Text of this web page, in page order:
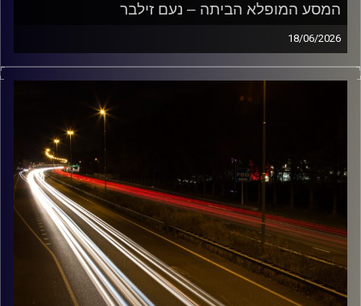
המסע המופלא הביתה – נעם זילבר
18/06/2026
מוזיקה שתלווה אותנו אחרי יום עבודה ארוך ותחזיר אותנו
הביתה בשלום נעם זילבר
קרדיט תמונות: